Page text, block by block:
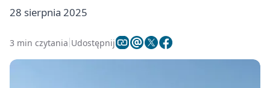
28 sierpnia 2025
3 min czytania Udostępnij